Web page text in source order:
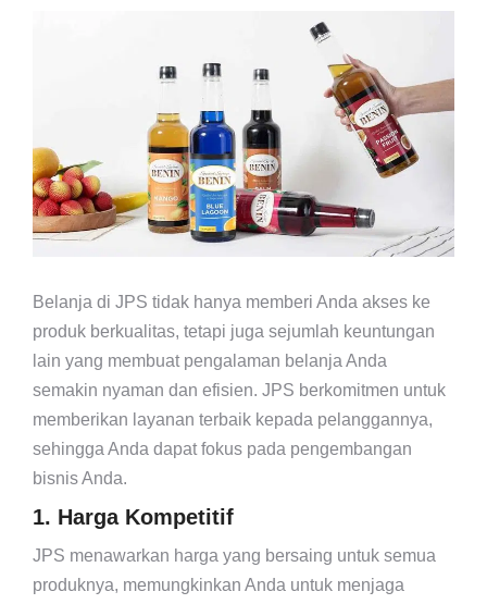
Belanja di JPS tidak hanya memberi Anda akses ke
produk berkualitas, tetapi juga sejumlah keuntungan
lain yang membuat pengalaman belanja Anda
semakin nyaman dan efisien. JPS berkomitmen untuk
memberikan layanan terbaik kepada pelanggannya,
sehingga Anda dapat fokus pada pengembangan
bisnis Anda.
1. Harga Kompetitif
JPS menawarkan harga yang bersaing untuk semua
produknya, memungkinkan Anda untuk menjaga